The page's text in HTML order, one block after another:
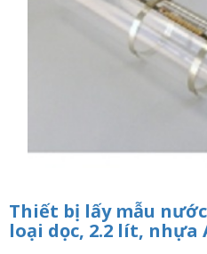
Thiết bị lấy mẫu
loại dọc, 2.2 lít, nhựa